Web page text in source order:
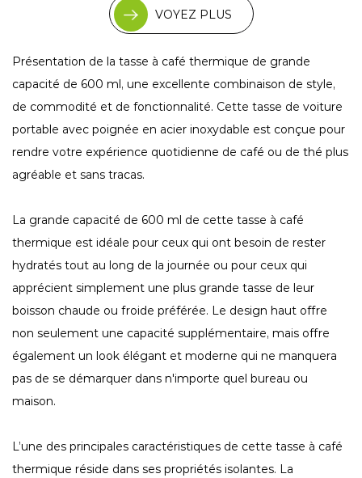
VOYEZ PLUS
Présentation de la tasse à café thermique de grande
capacité de 600 ml, une excellente combinaison de style,
de commodité et de fonctionnalité. Cette tasse de voiture
portable avec poignée en acier inoxydable est conçue pour
rendre votre expérience quotidienne de café ou de thé plus
agréable et sans tracas.
La grande capacité de 600 ml de cette tasse à café
thermique est idéale pour ceux qui ont besoin de rester
hydratés tout au long de la journée ou pour ceux qui
apprécient simplement une plus grande tasse de leur
boisson chaude ou froide préférée. Le design haut offre
non seulement une capacité supplémentaire, mais offre
également un look élégant et moderne qui ne manquera
pas de se démarquer dans n'importe quel bureau ou
maison.
L’une des principales caractéristiques de cette tasse à café
thermique réside dans ses propriétés isolantes. La